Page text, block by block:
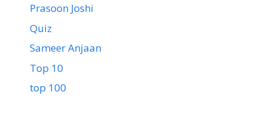
Prasoon Joshi
Quiz
Sameer Anjaan
Top 10
top 100